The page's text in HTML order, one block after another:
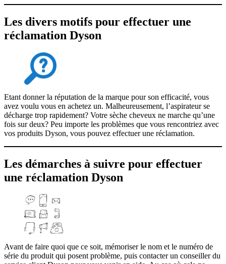
Les divers motifs pour effectuer une
réclamation Dyson
Etant donner la réputation de la marque pour son efficacité, vous
avez voulu vous en achetez un. Malheureusement, l’aspirateur se
décharge trop rapidement? Votre sèche cheveux ne marche qu’une
fois sur deux? Peu importe les problèmes que vous rencontriez avec
vos produits Dyson, vous pouvez effectuer une réclamation.
Les démarches à suivre pour effectuer
une réclamation Dyson
Avant de faire quoi que ce soit, mémoriser le nom et le numéro de
série du produit qui posent problème, puis contacter un conseiller du